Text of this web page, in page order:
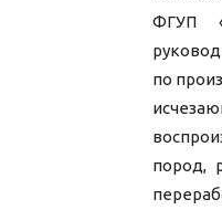
ФГУП
по
пород,